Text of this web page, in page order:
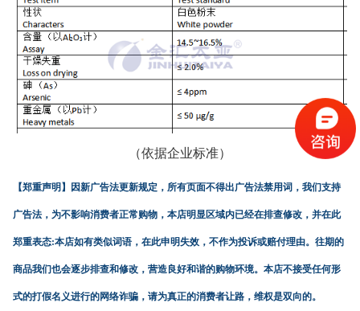
（依据企业标准）
【郑重声明】 因新广告法更新规定，所有页面不得出广告法禁用词，我们支持
广告法，为不影响消费者正常购物，本店明显区域内已经在排查修改，并在此
郑重表态:本店如有类似词语，在此申明失效，不作为投诉或赔付理由。往期的
商品我们也会逐步排查和修改，营造良好和谐的购物环境。本店不接受任何形
式的打假名义进行的网络诈骗，请为真正的消费者让路，维权是双向的。